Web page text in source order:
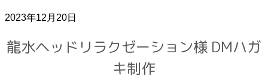
2023年12月20日
龍水ヘッドリラクゼーション様 DMハガ
キ制作